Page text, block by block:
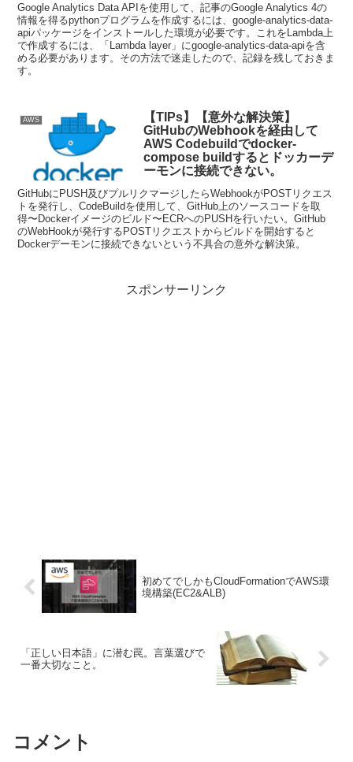
Google Analytics Data APIを使用して、記事のGoogle Analytics 4の
情報を得るpythonプログラムを作成するには、google-analytics-data-
apiパッケージをインストールした環境が必要です。これをLambda上
で作成するには、「Lambda layer」にgoogle-analytics-data-apiを含
める必要があります。その方法で迷走したので、記録を残しておきま
す。
AWS
【TIPs】【意外な解決策】
GitHubのWebhookを経由して
AWS Codebuildでdocker-
compose buildするとドッカーデ
ーモンに接続できない。
GitHubにPUSH及びプルリクマージしたらWebhookがPOSTリクエス
トを発行し、CodeBuildを使用して、GitHub上のソースコードを取
得〜Dockerイメージのビルド〜ECRへのPUSHを行いたい。GitHub
のWebHookが発行するPOSTリクエストからビルドを開始すると
Dockerデーモンに接続できないという不具合の意外な解決策。
スポンサーリンク
初めてでしかもCloudFormationでAWS環
境構築(EC2&ALB)
「正しい日本語」に潜む罠。言葉選びで
一番大切なこと。
コメント